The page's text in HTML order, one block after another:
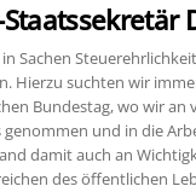
suchten wir
Bundestag, wo wir
und in die
damit auch an
des öffentlichen